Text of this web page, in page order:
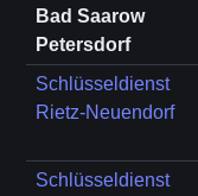
Bad Saarow
Petersdorf
Schlüsseldienst
Rietz-Neuendorf
Schlüsseldienst